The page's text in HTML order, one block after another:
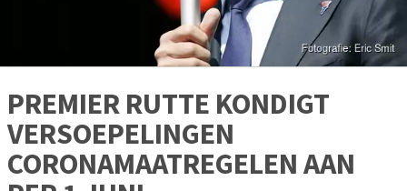
PREMIER RUTTE KONDIGT
VERSOEPELINGEN
CORONAMAATREGELEN AAN